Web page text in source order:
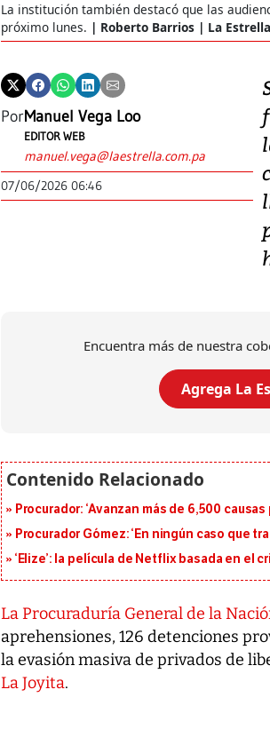
La institución también destacó que las
próximo lunes.
Roberto Barrios | La
PorManuel Vega Loo
EDITOR WEB
manuel.vega@laestrella.com.pa
07/06/2026 06:46
Encuentra más de nuestra
Agrega La
Procurador: ‘Avanzan más de 6,500 causas
Procurador Gómez: ‘En ningún caso que
‘Elize’: la película de Netflix basada en el
La Procuraduría General de la
aprehensiones, 126 detenciones
la evasión masiva de privados de
La Joyita.